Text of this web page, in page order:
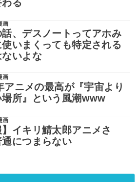
る
画
話、デスノートってアホみ
いまくっても特定される
ないよな
画
アニメの最高が『宇宙より
場所』という風潮www
画
】イキリ鯖太郎アニメさ
通につまらない